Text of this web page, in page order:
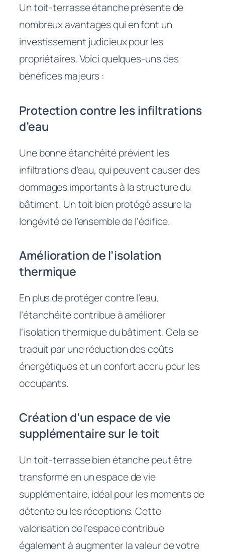
Un toit-terrasse étanche présente de
nombreux avantages qui en font un
investissement judicieux pour les
propriétaires. Voici quelques-uns des
bénéfices majeurs :
Protection contre les infiltrations
d’eau
Une bonne étanchéité prévient les
infiltrations d’eau, qui peuvent causer des
dommages importants à la structure du
bâtiment. Un toit bien protégé assure la
longévité de l’ensemble de l’édifice.
Amélioration de l’isolation
thermique
En plus de protéger contre l’eau,
l’étanchéité contribue à améliorer
l’isolation thermique du bâtiment. Cela se
traduit par une réduction des coûts
énergétiques et un confort accru pour les
occupants.
Création d’un espace de vie
supplémentaire sur le toit
Un toit-terrasse bien étanche peut être
transformé en un espace de vie
supplémentaire, idéal pour les moments de
détente ou les réceptions. Cette
valorisation de l’espace contribue
également à augmenter la valeur de votre